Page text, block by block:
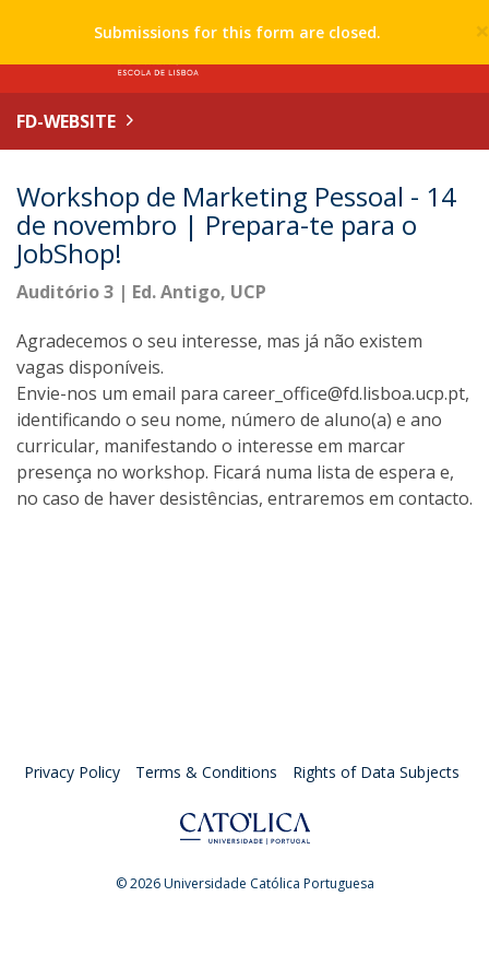
×
Submissions for this form are closed.
FD-WEBSITE
Workshop de Marketing Pessoal - 14
de novembro | Prepara-te para o
JobShop!
Auditório 3 | Ed. Antigo, UCP
Agradecemos o seu interesse, mas já não existem
vagas disponíveis.
Envie-nos um email para career_office@fd.lisboa.ucp.pt,
identificando o seu nome, número de aluno(a) e ano
curricular, manifestando o interesse em marcar
presença no workshop. Ficará numa lista de espera e,
no caso de haver desistências, entraremos em contacto.
Privacy Policy Terms & Conditions Rights of Data Subjects
© 2026 Universidade Católica Portuguesa